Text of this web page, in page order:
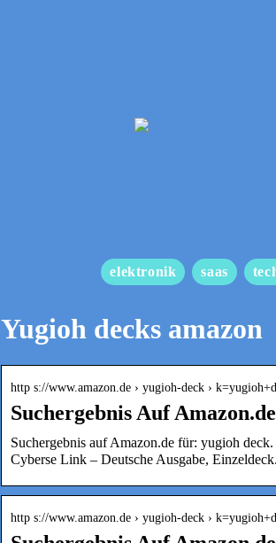
elektronik saas
Yugioh decks amazon
http s://www.amazon.de › yugioh-deck ›
Suchergebnis Auf
Suchergebnis auf Amazon.de für: yugioh
Cyberse Link – Deutsche Ausgabe, Einzeldeck.
http s://www.amazon.de › yugioh-deck ›